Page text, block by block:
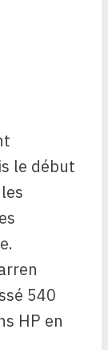
le début
540
HP en